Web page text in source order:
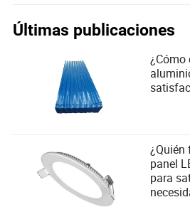
Últimas publicaciones
¿Cómo
¿Quién
panel
para